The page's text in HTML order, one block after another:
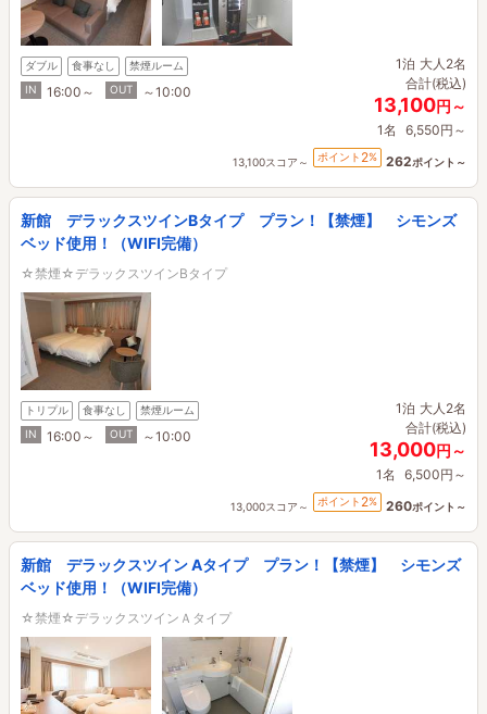
ダブル 食事なし
禁煙ルーム
IN
16:00～ OUT ～10:00
1泊 大人2名
合計(税込)
13,100円～
1名 6,550円～
13,100スコア～ ポイント 2% 262ポイント～
新館 デラックスツインBタイプ プラン！【禁煙】 シモンズ
ベッド使用！（WIFI完備）
☆禁煙☆デラックスツインBタイプ
トリプル 食事なし
禁煙ルーム
IN
16:00～ OUT ～10:00
1泊 大人2名
合計(税込)
13,000円～
1名 6,500円～
13,000スコア～ ポイント 2% 260ポイント～
新館 デラックスツイン Aタイプ プラン！【禁煙】 シモンズ
ベッド使用！（WIFI完備）
☆禁煙☆デラックスツインＡタイプ